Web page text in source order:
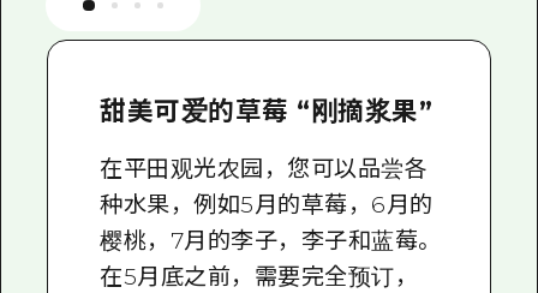
甜美可爱的草莓 “刚摘浆果”
在平田观光农园，您可以品尝各
种水果，例如5月的草莓，6月的
樱桃，7月的李子，李子和蓝莓。
在5月底之前，需要完全预订，